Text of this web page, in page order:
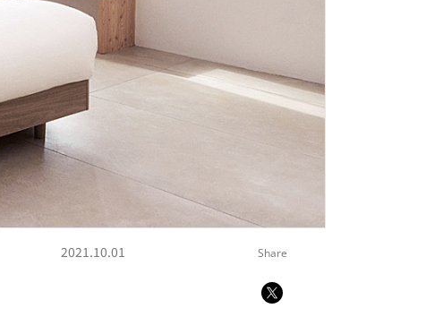
Share
2021.10.01